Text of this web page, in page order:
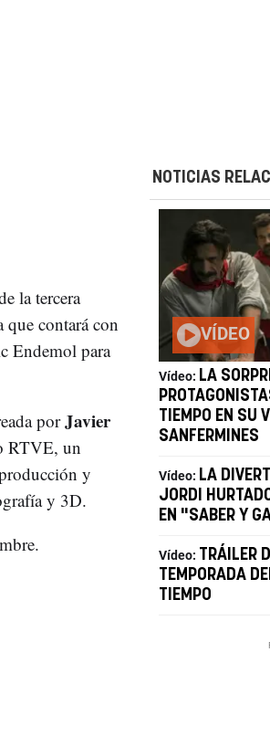
la tercera
que contará con
Endemol para
porJavier
RTVE, un
y
y 3D.
NOTICIAS
VÍDEO
Vídeo: LA
TIEMPO EN SU
SANFERMINES
Vídeo: LA
JORDI
EN "SABER Y
Vídeo: TRÁILER
TEMPORADA
TIEMPO